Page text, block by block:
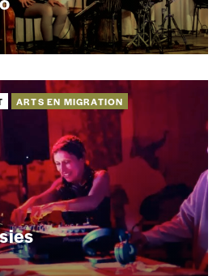
ARTS EN MIGRATION